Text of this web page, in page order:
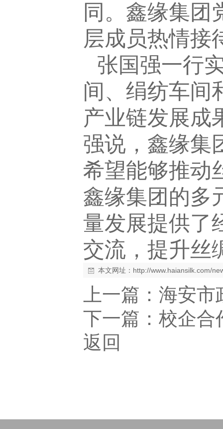
同。鑫缘集团
层成员热情接
张国强一行
间、绢纺车间
产业链发展成
强说，鑫缘集
希望能够推动
鑫缘集团的多
量发展提供了
交流，提升丝
本文网址： http://www.haiansilk.com/
上一篇： 海安市
下一篇： 校企合
返回